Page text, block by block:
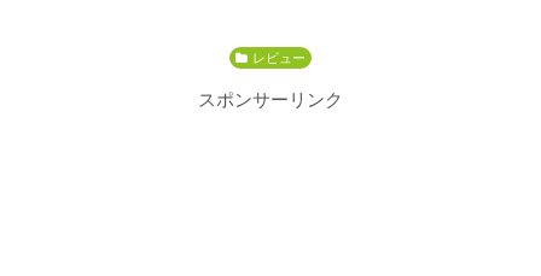
レビュー
スポンサーリンク